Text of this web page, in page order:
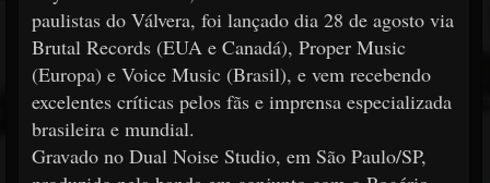
paulistas do Válvera, foi lançado dia 28 de agosto via
Brutal Records (EUA e Canadá), Proper Music
(Europa) e Voice Music (Brasil), e vem recebendo
excelentes críticas pelos fãs e imprensa especializada
brasileira e mundial.
Gravado no Dual Noise Studio, em São Paulo/SP,